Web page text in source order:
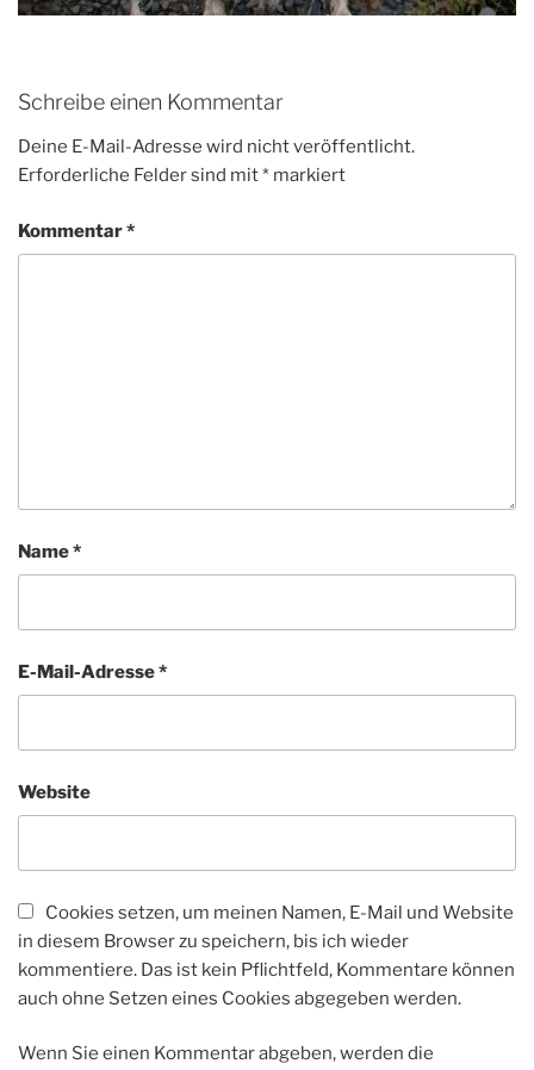
Schreibe einen Kommentar
Deine E-Mail-Adresse wird nicht veröffentlicht.
Erforderliche Felder sind mit* markiert
Kommentar*
Name*
E-Mail-Adresse*
Website
Cookies setzen, um meinen Namen, E-Mail und Website
in diesem Browser zu speichern, bis ich wieder
kommentiere. Das ist kein Pflichtfeld, Kommentare können
auch ohne Setzen eines Cookies abgegeben werden.
Wenn Sie einen Kommentar abgeben, werden die